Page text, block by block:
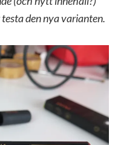
den nya varianten.